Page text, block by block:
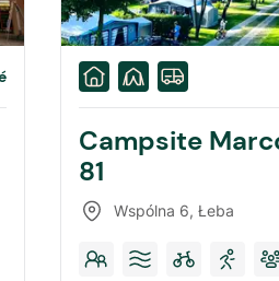
Campsite
81
Wspólna 6, Łeba